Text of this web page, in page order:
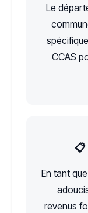
Le
CCAS
En tant
revenus